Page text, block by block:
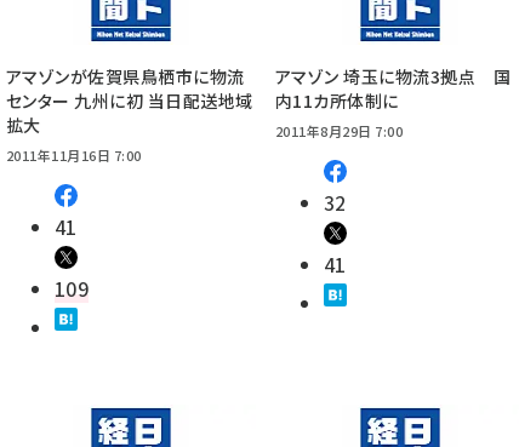
アマゾンが佐賀県鳥栖市に物流
センター 九州に初 当日配送地域
拡大
2011年11月16日 7:00
41
109
アマゾン 埼玉に物流3拠点 国
内11カ所体制に
2011年8月29日 7:00
32
41